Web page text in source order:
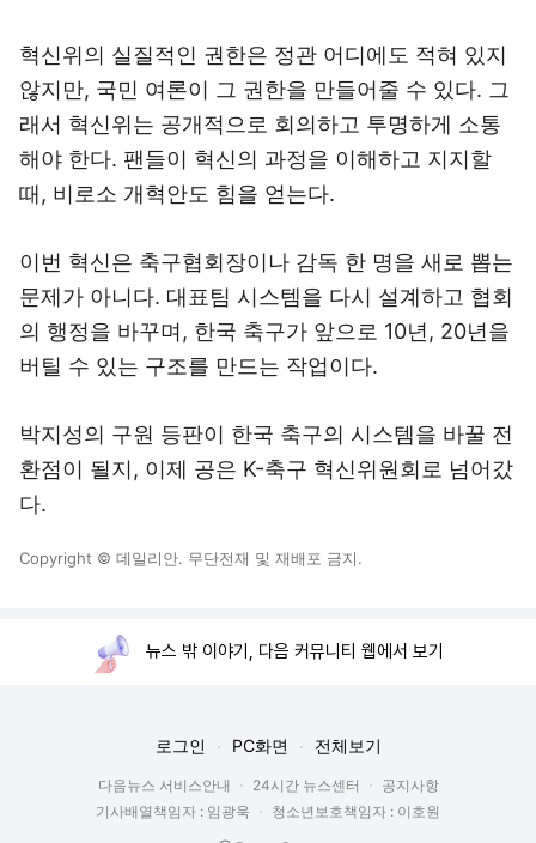
혁신위의 실질적인 권한은 정관 어디에도 적혀 있지
않지만, 국민 여론이 그 권한을 만들어줄 수 있다. 그
래서 혁신위는 공개적으로 회의하고 투명하게 소통
해야 한다. 팬들이 혁신의 과정을 이해하고 지지할
때, 비로소 개혁안도 힘을 얻는다.
이번 혁신은 축구협회장이나 감독 한 명을 새로 뽑는
문제가 아니다. 대표팀 시스템을 다시 설계하고 협회
의 행정을 바꾸며, 한국 축구가 앞으로 10년, 20년을
버틸 수 있는 구조를 만드는 작업이다.
박지성의 구원 등판이 한국 축구의 시스템을 바꿀 전
환점이 될지, 이제 공은 K-축구 혁신위원회로 넘어갔
다.
Copyright © 데일리안. 무단전재 및 재배포 금지.
뉴스 밖 이야기, 다음 커뮤니티 웹에서 보기
로그인 PC화면 전체보기
다음뉴스 서비스안내 24시간 뉴스센터
공지사항
기사배열책임자 : 임광욱
청소년보호책임자 : 이호원